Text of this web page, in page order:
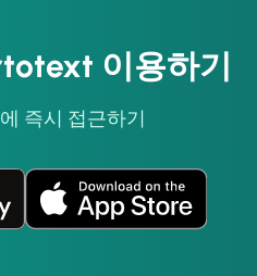
이용하기
즉시 접근하기